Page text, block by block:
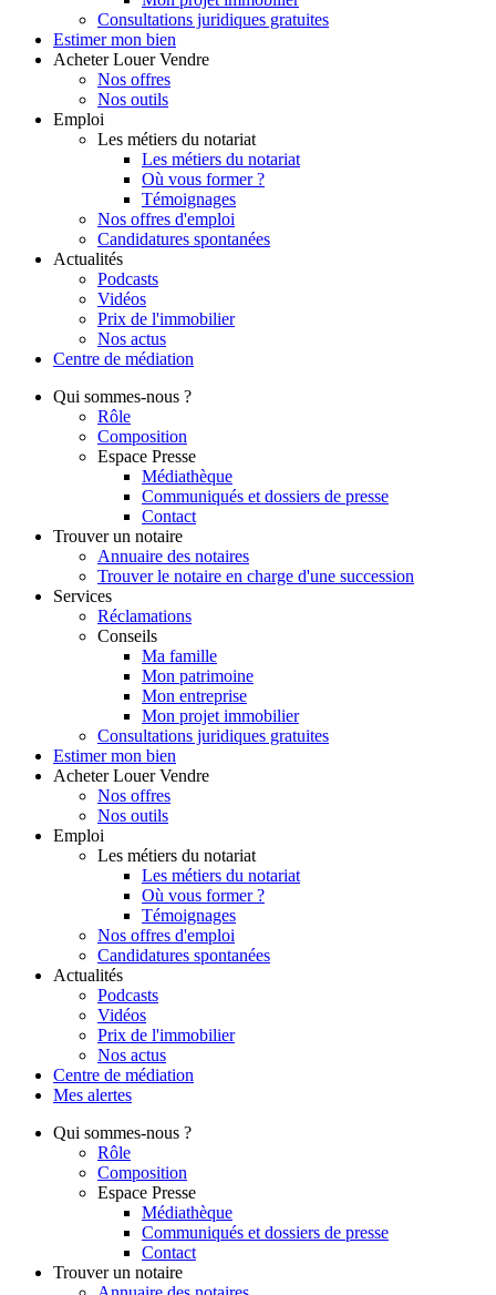
Consultations juridiques gratuites
Estimer mon bien
Acheter Louer Vendre
Nos offres
Nos outils
Emploi
Les métiers du notariat
Les métiers du notariat
Où vous former ?
Témoignages
Nos offres d'emploi
Candidatures spontanées
Actualités
Podcasts
Vidéos
Prix de l'immobilier
Nos actus
Centre de médiation
Qui sommes-nous ?
Rôle
Composition
Espace Presse
Médiathèque
Communiqués et dossiers de presse
Contact
Trouver un notaire
Annuaire des notaires
Trouver le notaire en charge d'une succession
Services
Réclamations
Conseils
Ma famille
Mon patrimoine
Mon entreprise
Mon projet immobilier
Consultations juridiques gratuites
Estimer mon bien
Acheter Louer Vendre
Nos offres
Nos outils
Emploi
Les métiers du notariat
Les métiers du notariat
Où vous former ?
Témoignages
Nos offres d'emploi
Candidatures spontanées
Actualités
Podcasts
Vidéos
Prix de l'immobilier
Nos actus
Centre de médiation
Mes alertes
Qui sommes-nous ?
Rôle
Composition
Espace Presse
Médiathèque
Communiqués et dossiers de presse
Contact
Trouver un notaire